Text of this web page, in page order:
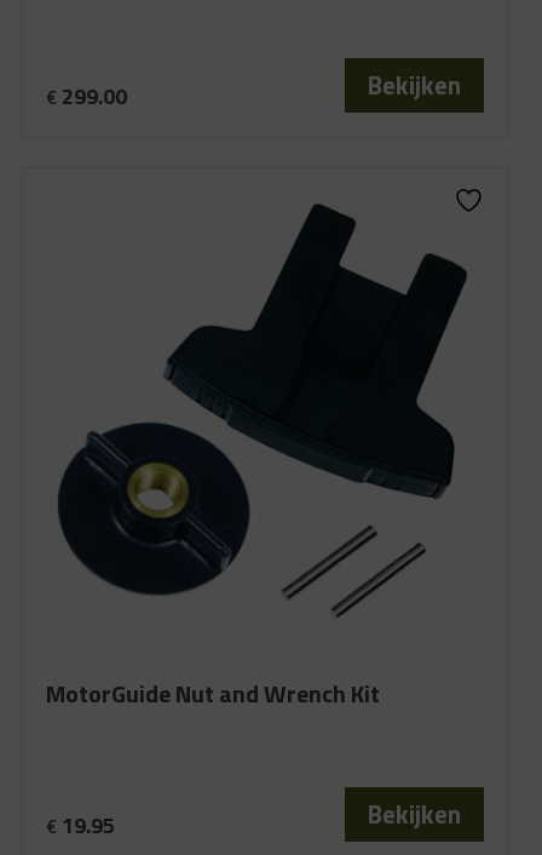
€ 299.00 Bekijken
MotorGuide Nut and Wrench Kit
€ 19.95 Bekijken